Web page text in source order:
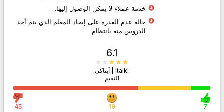
خدمة عملاء لا يمكن الوصول إليها.
حالة عدم القدرة على إيجاد المعلم الذي يتم أخذ
الدروس منه بانتظام
6.1
Italki | آيتاكي
التقيم
7
19
45